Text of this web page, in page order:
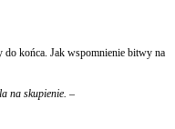
do końca. Jak wspomnienie bitwy na
na skupienie. –